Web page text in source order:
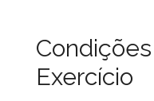
Exercício